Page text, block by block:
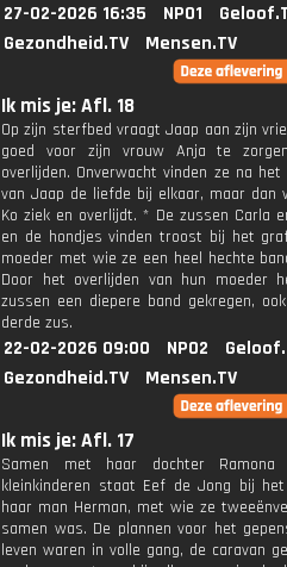
27-02-2026 16:35 NPO1
Gezondheid.TV
Mensen.TV
Ik mis je: Afl. 18
Op zijn sterfbed vraagt Jaap aan zijn
goed voor zijn vrouw Anja te
overlijden. Onverwacht vinden ze na het
van Jaap de liefde bij elkaar, maar dan
Ko ziek en overlijdt. * De zussen Carla
en de hondjes vinden troost bij het
moeder met wie ze een heel hechte
Door het overlijden van hun moeder
zussen een diepere band gekregen,
derde zus.
22-02-2026 09:00 NPO2
Gezondheid.TV
Mensen.TV
Ik mis je: Afl. 17
Samen met haar dochter
kleinkinderen staat Eef de Jong bij
haar man Herman, met wie ze
samen was. De plannen voor het
leven waren in volle gang, de caravan